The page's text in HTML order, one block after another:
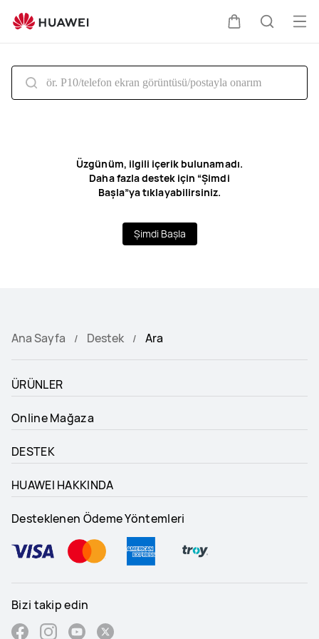
Destek
Üzgünüm, ilgili içerik bulunamadı.
Daha fazla destek için “Şimdi
Başla”ya tıklayabilirsiniz.
Şimdi Başla
Ana Sayfa Destek Ara
ÜRÜNLER
Online Mağaza
DESTEK
HUAWEI HAKKINDA
Desteklenen Ödeme Yöntemleri
Bizi takip edin